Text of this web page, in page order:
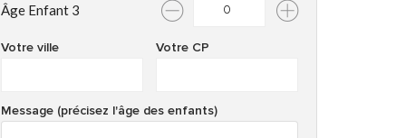
Âge Enfant 3
Votre CP
Votre ville
Message (précisez l'âge des enfants)